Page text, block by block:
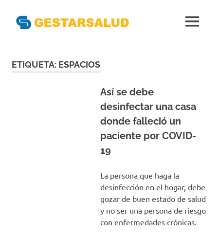
Gestoras
MENÚ
ETIQUETA: ESPACIOS
Así se debe
desinfectar una casa
donde falleció un
paciente por COVID-
19
La persona que haga la
desinfección en el hogar, debe
gozar de buen estado de salud
y no ser una persona de riesgo
con enfermedades crónicas.